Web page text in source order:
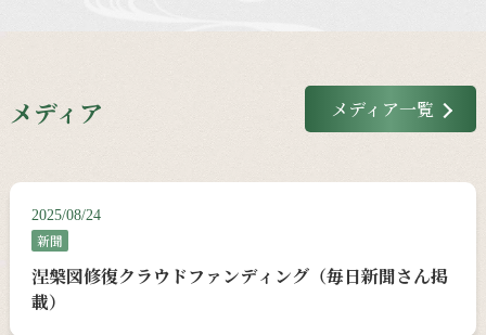
メディア メディア一覧
2025/08/24
新聞
涅槃図修復クラウドファンディング（毎日新聞さん掲
載）